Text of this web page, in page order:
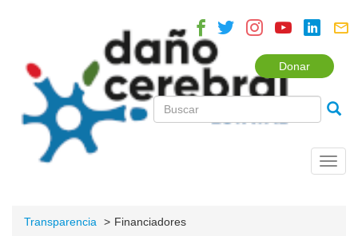
Donar
Transparencia Financiadores